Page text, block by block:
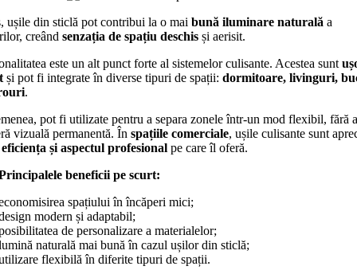
ușile din sticlă pot contribui la o mai bună iluminare naturală a
creând senzația de spațiu deschisși aerisit.
este un alt punct forte al sistemelor culisante. Acestea sunt
și pot fi integrate în diverse tipuri de spații: dormitoare, livinguri,
.
pot fi utilizate pentru a separa zonele într-un mod flexibil, fără
vizuală permanentă. În spațiile comerciale, ușile culisante sunt
eficiența și aspectul profesionalpe care îl oferă.
beneficii pe scurt:
spațiului în încăperi mici;
modern și adaptabil;
de personalizare a materialelor;
naturală mai bună în cazul ușilor din sticlă;
flexibilă în diferite tipuri de spații.